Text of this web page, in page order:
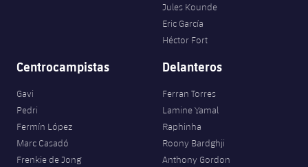
Jules Kounde
Eric García
Héctor Fort
Centrocampistas
Gavi
Pedri
Fermín López
Marc Casadó
Frenkie de Jong
Delanteros
Ferran Torres
Lamine Yamal
Raphinha
Roony Bardghji
Anthony Gordon